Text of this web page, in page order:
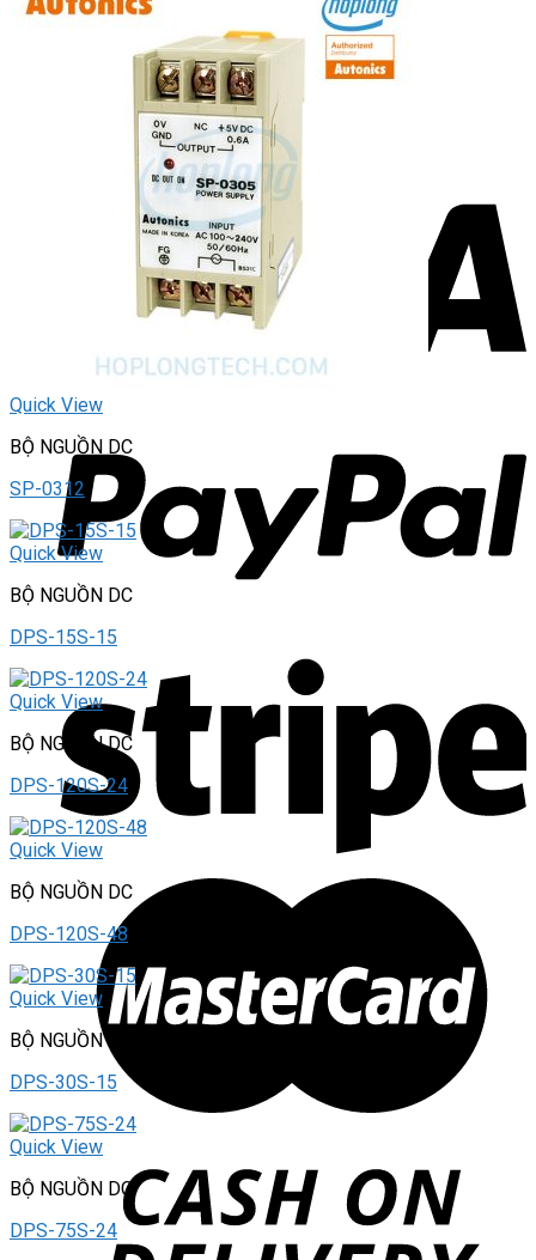
Chưa có sản phẩm trong giỏ hàng.
Quick View
BỘ NGUỒN DC
SP-0312
Quick View
BỘ NGUỒN DC
DPS-15S-15
Quick View
BỘ NGUỒN DC
DPS-120S-24
Quick View
BỘ NGUỒN DC
DPS-120S-48
Quick View
BỘ NGUỒN DC
DPS-30S-15
Quick View
BỘ NGUỒN DC
DPS-75S-24